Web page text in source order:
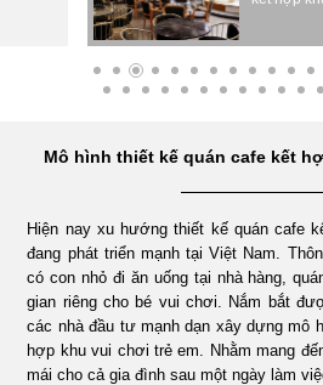
NHÀ
HÀNG
DỰ
ÁN
VĂN
Mô hình thiết kế quán cafe kết
Hiện nay xu hướng thiết kế quán cafe
đang phát triển mạnh tại Việt Nam.
có con nhỏ đi ăn uống tại nhà hàng,
gian riêng cho bé vui chơi. Nắm bắt
các nhà đầu tư mạnh dạn xây dựng mô
hợp khu vui chơi trẻ em. Nhằm mang
mái cho cả gia đình sau một ngày làm